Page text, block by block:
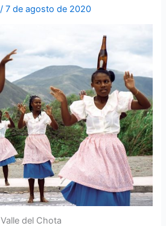
/7 de agosto de 2020
Valle del Chota